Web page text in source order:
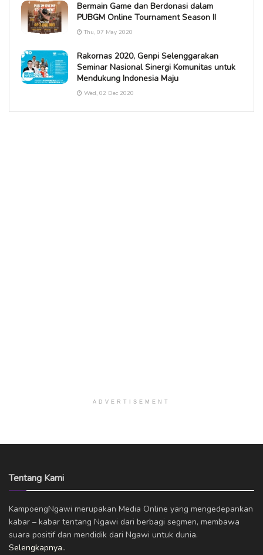
Bermain Game dan Berdonasi dalam
PUBGM Online Tournament Season II
Thu, 07 May 2020
Rakornas 2020, Genpi Selenggarakan
Seminar Nasional Sinergi Komunitas untuk
Mendukung Indonesia Maju
Wed, 02 Dec 2020
ADVERTISEMENT
Tentang Kami
KampoengNgawi merupakan Media Online yang mengedepankan
kabar – kabar tentang Ngawi dari berbagi segmen, membawa
suara positif dan mendidik dari Ngawi untuk dunia.
Selengkapnya..